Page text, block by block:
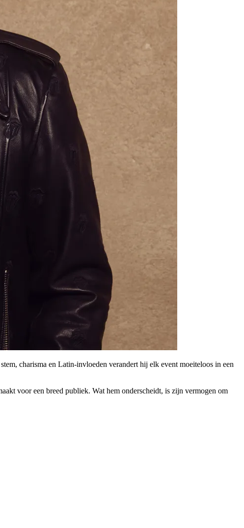
charisma en Latin-invloeden verandert hij elk event moeiteloos in een
voor een breed publiek. Wat hem onderscheidt, is zijn vermogen om